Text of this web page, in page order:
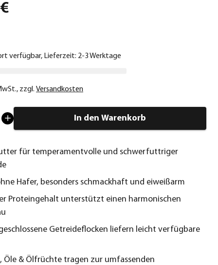
verfügbar, Lieferzeit: 2-3 Werktage
, zzgl. Versandkosten
In den Warenkorb
für temperamentvolle und schwerfuttriger
Hafer, besonders schmackhaft und eiweißarm
Proteingehalt unterstützt einen harmonischen
Getreideflocken liefern leicht verfügbare
Öle & Ölfrüchte tragen zur umfassenden